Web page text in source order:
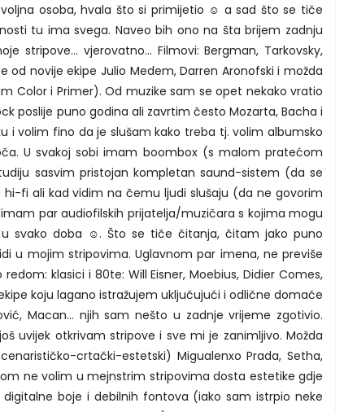
osoba, hvala što si primijetio ☺ a sad što se tiče
tu ima svega. Naveo bih ono na šta brijem zadnju
stripove... vjerovatno... Filmovi: Bergman, Tarkovsky,
od novije ekipe Julio Medem, Darren Aronofski i možda
Color i Primer). Od muzike sam se opet nekako vratio
poslije puno godina ali zavrtim često Mozarta, Bacha i
i volim fino da je slušam kako treba tj. volim albumsko
U svakoj sobi imam boombox (s malom pratećom
sasvim pristojan kompletan saund-sistem (da se
hi-fi ali kad vidim na čemu ljudi slušaju (da ne govorim
par audiofilskih prijatelja/muzičara s kojima mogu
svako doba ☺. Što se tiče čitanja, čitam jako puno
u mojim stripovima. Uglavnom par imena, ne previše
klasici i 80te: Will Eisner, Moebius, Didier Comes,
koju lagano istražujem uključujući i odlične domaće
Macan... njih sam nešto u zadnje vrijeme zgotivio.
uvijek otkrivam stripove i sve mi je zanimljivo. Možda
crtački-estetski) Migualenxo Prada, Setha,
ne volim u mejnstrim stripovima dosta estetike gdje
boje i debilnih fontova (iako sam istrpio neke